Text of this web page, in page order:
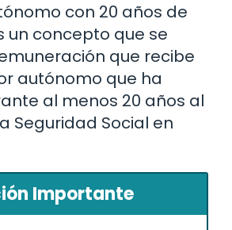
con 20 años de
un concepto que se
que recibe
autónomo que ha
al menos 20 años al
Seguridad Social en
Importante